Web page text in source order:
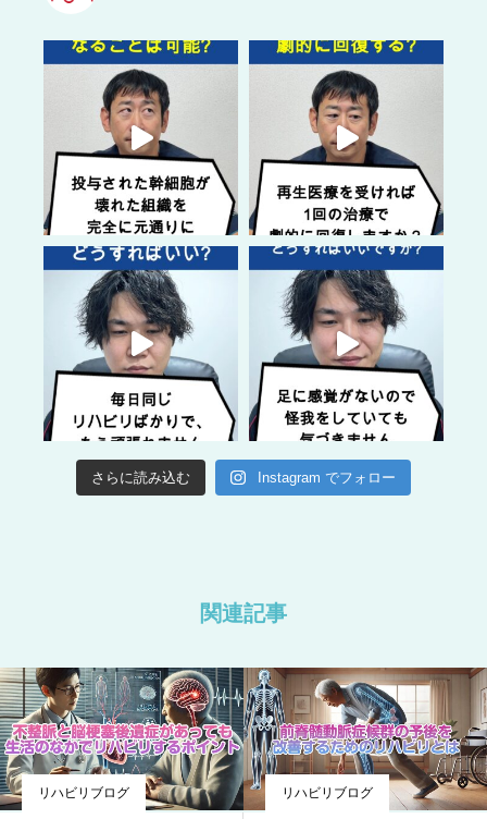
さらに読み込む Instagram でフォロー
関連記事
リハビリブログ リハビリブログ